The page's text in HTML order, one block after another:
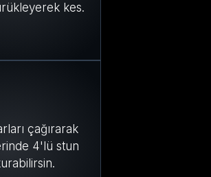
kes.
çağırarak
4'lü stun